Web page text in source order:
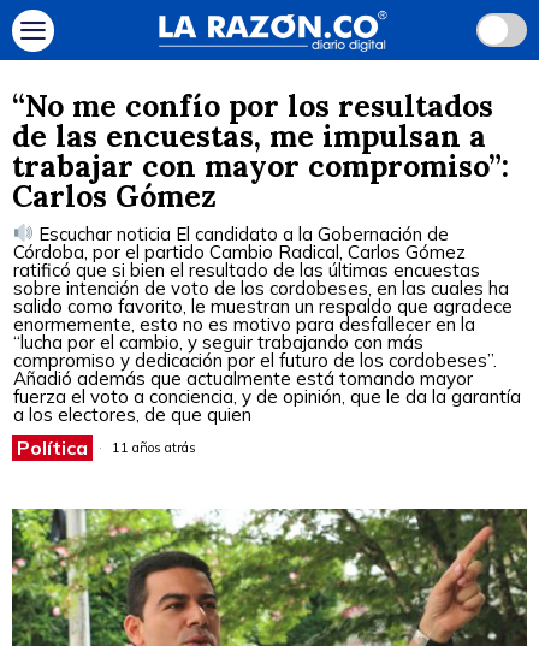
“No me confío por los resultados
de las encuestas, me impulsan a
trabajar con mayor compromiso”:
Carlos Gómez
Escuchar noticia El candidato a la Gobernación de
Córdoba, por el partido Cambio Radical, Carlos Gómez
ratificó que si bien el resultado de las últimas encuestas
sobre intención de voto de los cordobeses, en las cuales ha
salido como favorito, le muestran un respaldo que agradece
enormemente, esto no es motivo para desfallecer en la
“lucha por el cambio, y seguir trabajando con más
compromiso y dedicación por el futuro de los cordobeses”.
Añadió además que actualmente está tomando mayor
fuerza el voto a conciencia, y de opinión, que le da la garantía
a los electores, de que quien
Política 11 años atrás